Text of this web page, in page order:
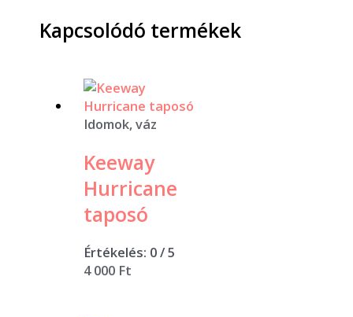
Kapcsolódó termékek
Idomok, váz
Keeway
Hurricane
taposó
Értékelés: 0/ 5
4 000 Ft